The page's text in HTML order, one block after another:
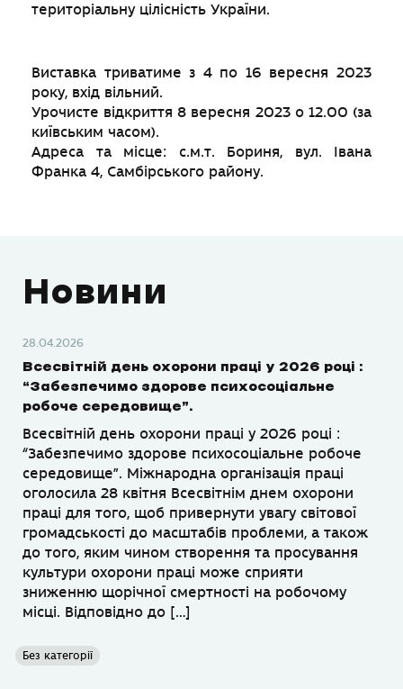
територіальну цілісність України.
Виставка триватиме з 4 по 16 вересня 2023
року, вхід вільний.
Урочисте відкриття 8 вересня 2023 о 12.00 (за
київським часом).
Адреса та місце: с.м.т. Бориня, вул. Івана
Франка 4, Самбірського району.
Новини
28.04.2026
Всесвітній день охорони праці у 2026 році :
“Забезпечимо здорове психосоціальне
робоче середовище”.
Всесвітній день охорони праці у 2026 році :
“Забезпечимо здорове психосоціальне робоче
середовище”. Міжнародна організація праці
оголосила 28 квітня Всесвітнім днем охорони
праці для того, щоб привернути увагу світової
громадськості до масштабів проблеми, а також
до того, яким чином створення та просування
культури охорони праці може сприяти
зниженню щорічної смертності на робочому
місці. Відповідно до […]
Без категорії